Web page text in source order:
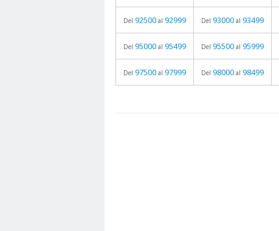
Del 92500 al 92999 Del 93000 al 93499
Del 95000 al 95499 Del 95500 al 95999
Del 97500 al 97999 Del 98000 al 98499